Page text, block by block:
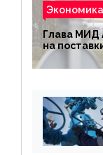
Экономика
Глава МИД
на